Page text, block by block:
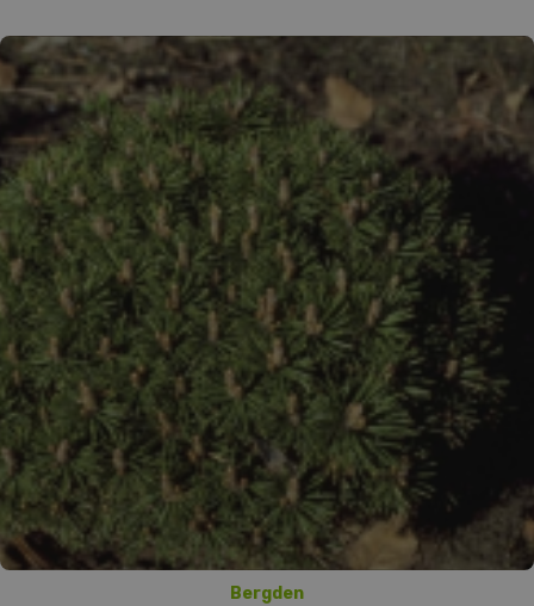
Bergden